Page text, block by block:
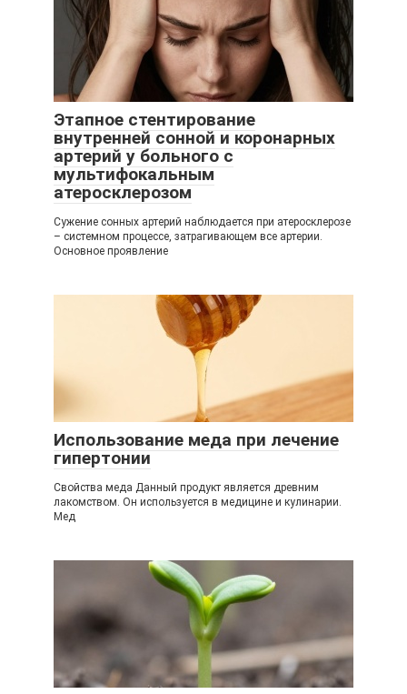
Этапное стентирование
внутренней сонной и коронарных
артерий у больного с
мультифокальным
атеросклерозом
Сужение сонных артерий наблюдается при атеросклерозе
– системном процессе, затрагивающем все артерии.
Основное проявление
Использование меда при лечение
гипертонии
Свойства меда Данный продукт является древним
лакомством. Он используется в медицине и кулинарии.
Мед